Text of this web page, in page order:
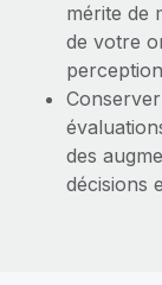
mérite de
de votre
des
décisions